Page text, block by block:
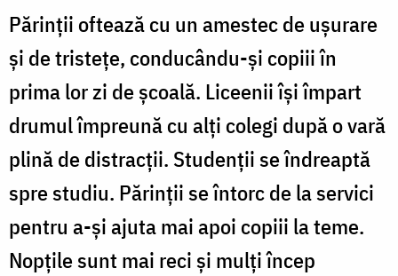
Părinții oftează cu un amestec de ușurare
și de tristețe, conducându-și copiii în
prima lor zi de școală. Liceenii își împart
drumul împreună cu alți colegi după o vară
plină de distracții. Studenții se îndreaptă
spre studiu. Părinții se întorc de la servici
pentru a-și ajuta mai apoi copiii la teme.
Nopțile sunt mai reci și mulți încep